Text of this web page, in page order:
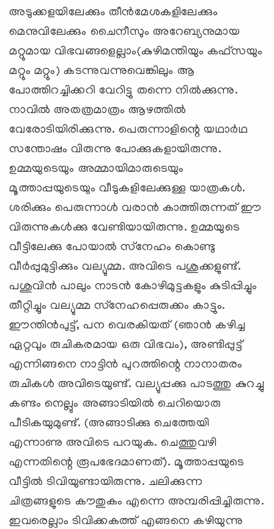
അടുക്കളയിലേക്കും തീന്‍മേശകളിലേക്കും
മെനുവിലേക്കും ചൈനീസും അറേബ്യനുമായ
മറ്റുമായ വിഭവങ്ങളെല്ലാം(കുഴിമന്തിയും കഫ്‌സയും
മറ്റും മറ്റും) കടന്നുവന്നുവെങ്കിലും ആ
പോത്തിറച്ചിക്കറി വേറിട്ടു തന്നെ നില്‍ക്കുന്നു.
നാവില്‍ അതത്രമാത്രം ആഴത്തില്‍
വേരോടിയിരിക്കുന്നു. പെരുന്നാളിന്റെ യഥാര്‍ഥ
സന്തോഷം വിരുന്നു പോക്കുകളായിരുന്നു.
ഉമ്മയുടെയും അമ്മായിമാരുടെയും
മൂത്താപ്പയുടെയും വീടുകളിലേക്കുള്ള യാത്രകള്‍.
ശരിക്കും പെരുന്നാള്‍ വരാന്‍ കാത്തിരുന്നത് ഈ
വിരുന്നുകള്‍ക്കു വേണ്ടിയായിരുന്നു. ഉമ്മയുടെ
വീട്ടിലേക്കു പോയാല്‍ സ്‌നേഹം കൊണ്ടു
വീര്‍പ്പുമുട്ടിക്കും വല്യുമ്മ. അവിടെ പശുക്കളുണ്ട്.
പശുവിന്‍ പാലും നാടന്‍ കോഴിമുട്ടകളും കുടിപ്പിച്ചും
തീറ്റിച്ചും വല്യുമ്മ സ്‌നേഹപ്പെരുക്കം കാട്ടും.
ഈന്തിന്‍പുട്ട്, പന വെരകിയത് (ഞാന്‍ കഴിച്ച
ഏറ്റവും രുചികരമായ ഒരു വിഭവം), അണ്ടിപ്പുട്ട്
എന്നിങ്ങനെ നാട്ടിന്‍ പുറത്തിന്റെ നാനാതരം
രുചികള്‍ അവിടെയുണ്ട്. വല്യുപ്പക്കു പാടത്തു കുറച്ചു
കണ്ടം നെല്ലും അങ്ങാടിയില്‍ ചെറിയൊരു
പീടികയുമുണ്ട്. (അങ്ങാടിക്കു ചെത്തേയി
എന്നാണു അവിടെ പറയുക. ചെത്തുവഴി
എന്നതിന്റെ രൂപഭേദമാണത്). മൂത്താപ്പയുടെ
വീട്ടില്‍ ടിവിയുണ്ടായിരുന്നു. ചലിക്കുന്ന
ചിത്രങ്ങളുടെ കൗതുകം എന്നെ അമ്പരിപ്പിച്ചിരുന്നു.
ഇവരെല്ലാം ടിവിക്കകത്ത് എങ്ങനെ കഴിയുന്നു